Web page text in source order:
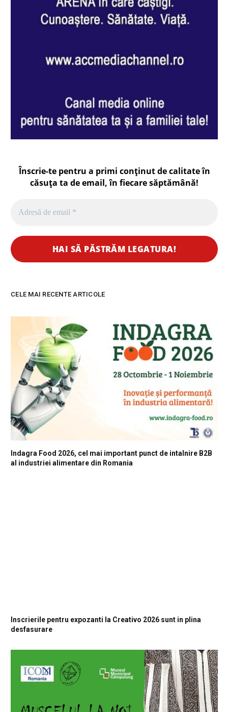
Înscrie-te pentru a primi conținut de calitate în
căsuța ta de email, în fiecaresăptămână!
CELE MAI RECENTE ARTICOLE
Indagra Food 2026, cel mai important punct de intalnire B2B
al industriei alimentare din Romania
Inscrierile pentru expozanti la Creativo 2026 sunt in plina
desfasurare